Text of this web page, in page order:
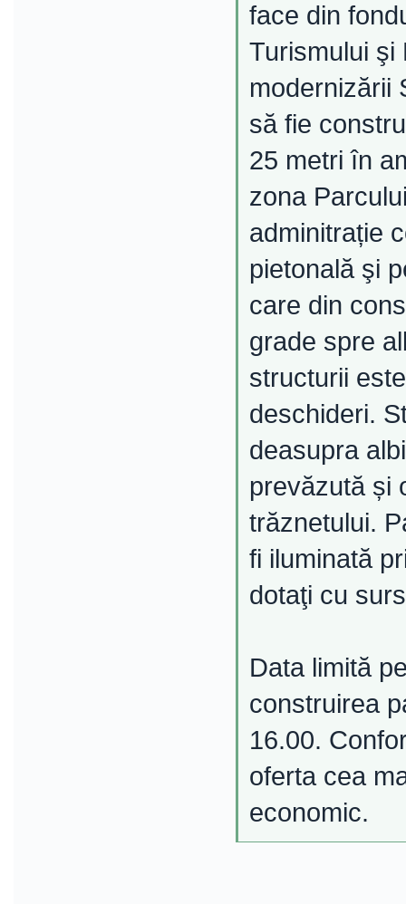
face din
Turismului şi
modernizării
să fie
25 metri în
zona
adminitrație
pietonală şi
care din
grade spre
structurii
deschideri.
deasupra
prevăzută și
trăznetului.
fi iluminată
dotaţi cu
Data limită
construirea
16.00.
oferta cea
economic.